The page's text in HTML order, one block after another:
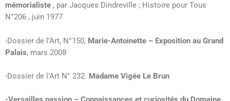
mémorialiste , par Jacques Dindreville ; Histoire pour Tous
N°206 , juin 1977
-Dossier de l’Art, N°150, Marie-Antoinette – Exposition au Grand
Palais, mars 2008
-Dossier de l’Art N° 232. Madame Vigée Le Brun